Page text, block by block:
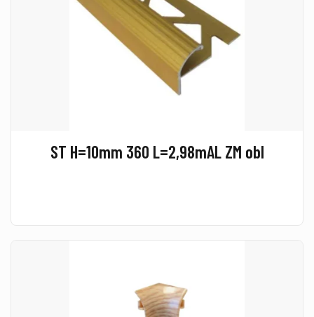
ST H=10mm 360 L=2,98mAL ZM obl